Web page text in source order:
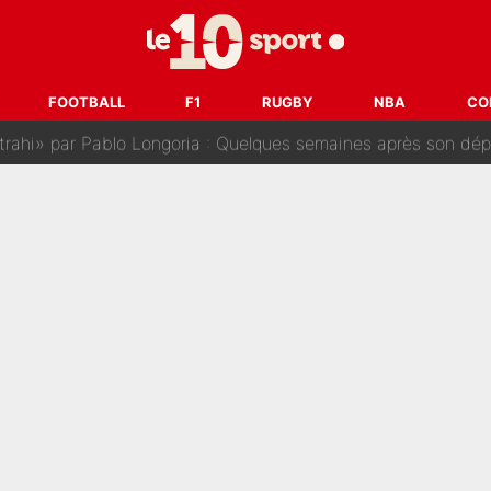
FOOTBALL F1 RUGBY NBA
sur Lucas Chevalier !» : Le débat sur le gardien du PSG vire
: «Ils n’étaient pas proches», les confidences d’un membre de
Pablo Longoria : Quelques semaines après son départ, l'ancien